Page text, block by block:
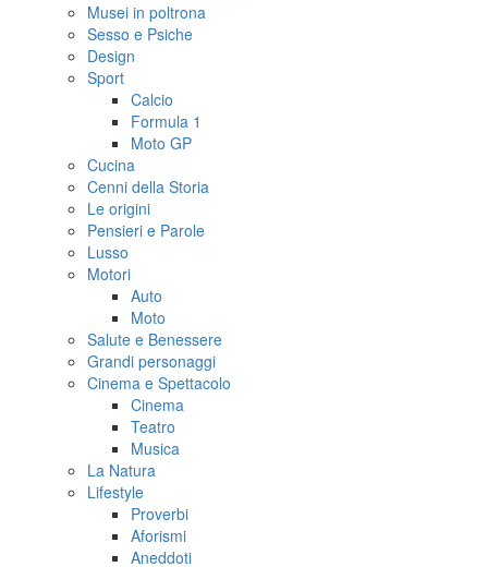
Musei in poltrona
Sesso e Psiche
Design
Sport
Calcio
Formula 1
Moto GP
Cucina
Cenni della Storia
Le origini
Pensieri e Parole
Lusso
Motori
Auto
Moto
Salute e Benessere
Grandi personaggi
Cinema e Spettacolo
Cinema
Teatro
Musica
La Natura
Lifestyle
Proverbi
Aforismi
Aneddoti